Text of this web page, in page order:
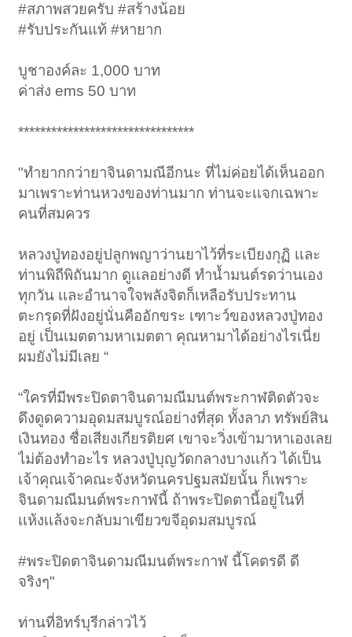
#สภาพสวยครับ #สร้างน้อย
#รับประกันแท้ #หายาก
บูชาองค์ละ 1,000 บาท
ค่าส่ง ems 50 บาท
********************************
"ทำยากกว่ายาจินดามณีอีกนะ ที่ไม่ค่อยได้เห็นออก
มาเพราะท่านหวงของท่านมาก ท่านจะเเจกเฉพาะ
คนที่สมควร
หลวงปู่ทองอยู่ปลูกพญาว่านยาไว้ที่ระเบียงกุฏิ เเละ
ท่านพิถีพิถันมาก ดูเเลอย่างดี ทำน้ำมนต์รดว่านเอง
ทุกวัน เเละอำนาจใจพลังจิตก็เหลือรับประทาน
ตะกรุดที่ฝังอยู่นั่นคืออักขระ เฑาะว์ของหลวงปู่ทอง
อยู่ เป็นเมตตามหาเมตตา คุณหามาได้อย่างไรเนี่ย
ผมยังไม่มีเลย “
“ใครที่มีพระปิดตาจินดามณีมนต์พระกาฬติดตัวจะ
ดึงดูดความอุดมสมบูรณ์อย่างที่สุด ทั้งลาภ ทรัพย์สิน
เงินทอง ชื่อเสียงเกียรติยศ เขาจะวิ่งเข้ามาหาเองเลย
ไม่ต้องทำอะไร หลวงปู่บุญวัดกลางบางเเก้ว ได้เป็น
เจ้าคุณเจ้าคณะจังหวัดนครปฐมสมัยนั้น ก็เพราะ
จินดามณีมนต์พระกาฬนี้ ถ้าพระปิดตานี้อยู่ในที่
เเห้งเเล้งจะกลับมาเขียวขจีอุดมสมบูรณ์
#พระปิดตาจินดามณีมนต์พระกาฬ นี้โคตรดี ดี
จริงๆ"
ท่านที่อิทร์บุรีกล่าวไว้